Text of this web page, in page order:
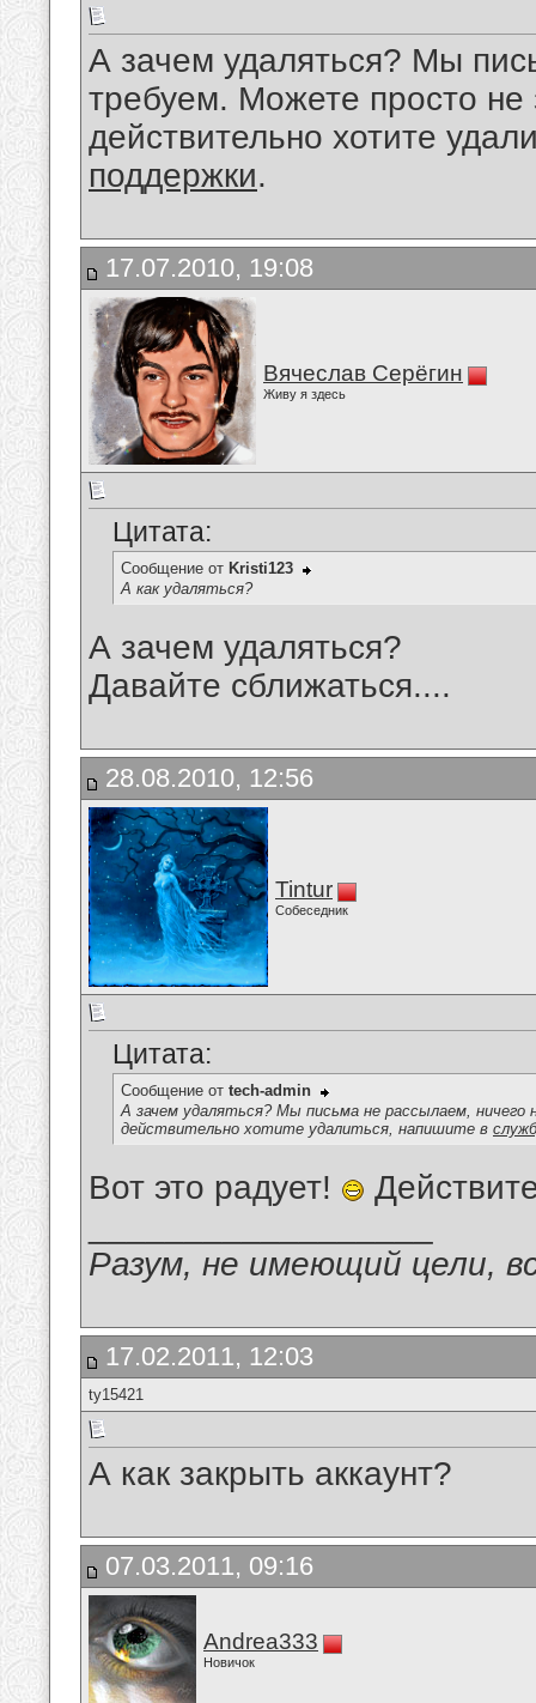
А зачем удаляться? Мы
требуем. Можете просто не
действительно хотите
поддержки.
17.07.2010, 19:08
Вячеслав Серёгин
Живу я здесь
Цитата:
Сообщение от Kristi123
А как удаляться?
А зачем удаляться?
Давайте сближаться....
28.08.2010, 12:56
Tintur
Собеседник
Цитата:
Сообщение от tech-admin
А зачем удаляться? Мы письма не рассылаем,
действительно хотите удалиться, напишите в
Вот это радует!
Разум, не имеющий цели,
17.02.2011, 12:03
ty15421
А как закрыть аккаунт?
07.03.2011, 09:16
Andrea333
Новичок